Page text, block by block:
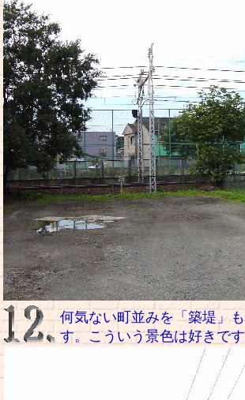
何気ない町並みを「築堤」
す。こういう景色は好きです